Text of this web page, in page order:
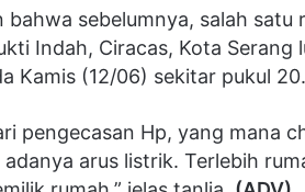
bahwa sebelumnya, salah satu
Indah, Ciracas, Kota Serang
Kamis (12/06) sekitar pukul
pengecasan Hp, yang mana
arus listrik. Terlebih